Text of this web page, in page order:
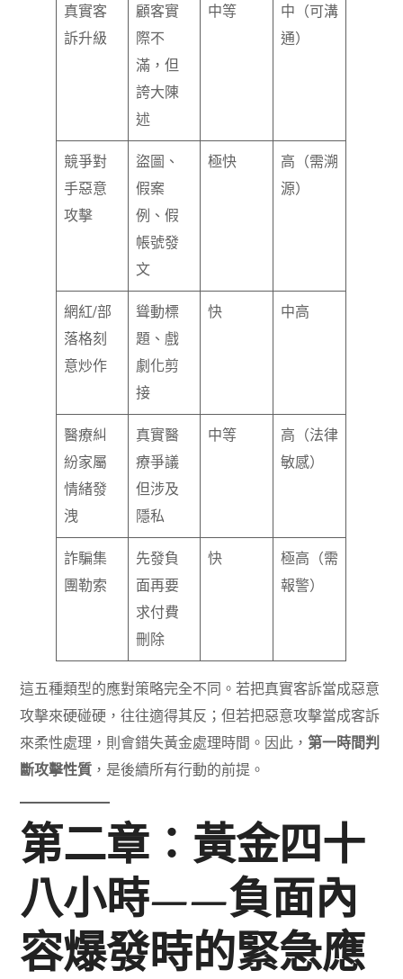
真實客
訴升級
顧客實
際不
滿，但
誇大陳
述
中等
中（可溝
通）
競爭對
手惡意
攻擊
盜圖、
假案
例、假
帳號發
文
極快
高（需溯
源）
網紅/部
落格刻
意炒作
聳動標
題、戲
劇化剪
接
快 中高
醫療糾
紛家屬
情緒發
洩
真實醫
療爭議
但涉及
隱私
中等
高（法律
敏感）
詐騙集
團勒索
先發負
面再要
求付費
刪除
快
極高（需
報警）
這五種類型的應對策略完全不同。若把真實客訴當成惡意
攻擊來硬碰硬，往往適得其反；但若把惡意攻擊當成客訴
來柔性處理，則會錯失黃金處理時間。因此，第一時間判
斷攻擊性質 ，是後續所有行動的前提。
第二章：黃金四十
八小時——負面內
容爆發時的緊急應